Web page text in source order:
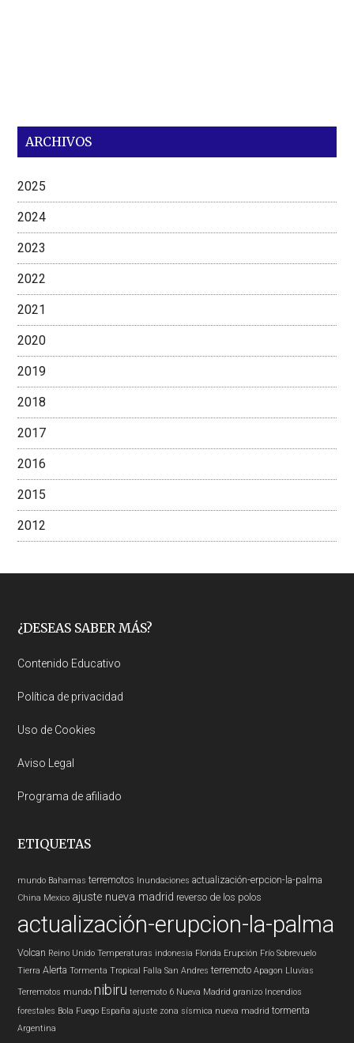
ARCHIVOS
2025
2024
2023
2022
2021
2020
2019
2018
2017
2016
2015
2012
Footer
¿DESEAS SABER MÁS?
Contenido Educativo
Política de privacidad
Uso de Cookies
Aviso Legal
Programa de afiliado
ETIQUETAS
mundo Bahamas terremotos Inundaciones actualización-erpcion-la-palma
China Mexico ajuste nueva madrid reverso de los polos
actualización-erupcion-la-palma
Volcan Reino Unido Temperaturas indonesia Florida Erupción Frío Sobrevuelo
Tierra Alerta Tormenta Tropical Falla San Andres terremoto Apagon Lluvias
Terremotos mundo nibiru terremoto 6 Nueva Madrid granizo Incendios
forestales Bola Fuego España ajuste zona sísmica nueva madrid tormenta
Argentina